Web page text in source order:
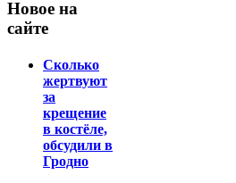
Новое на
сайте
Сколько
жертвуют
за
крещение
в костёле,
обсудили в
Гродно